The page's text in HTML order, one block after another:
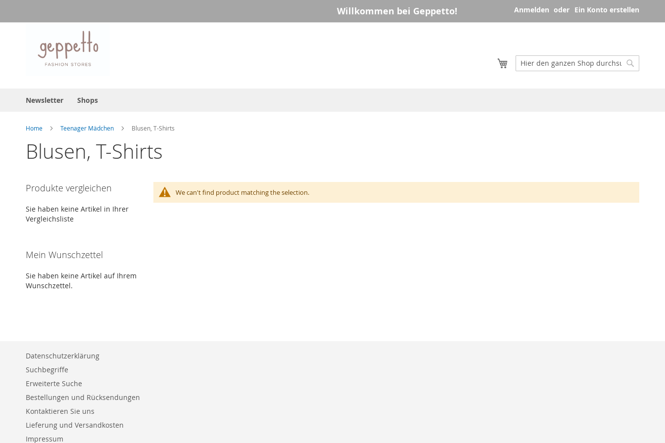
Willkommen bei Geppetto! Anmelden Ein Konto erstellen
Mein Warenkorb
Suche
Newsletter Shops
Home Teenager Mädchen Blusen, T-Shirts
Blusen, T-Shirts
We can't find product matching the selection.
Produkte vergleichen
Sie haben keine Artikel in Ihrer
Vergleichsliste
Mein Wunschzettel
Sie haben keine Artikel auf Ihrem
Wunschzettel.
Datenschutzerklärung
Suchbegriffe
Erweiterte Suche
Bestellungen und Rücksendungen
Kontaktieren Sie uns
Lieferung und Versandkosten
Impressum